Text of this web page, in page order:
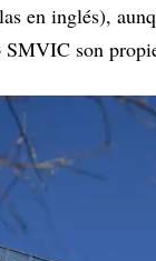
en inglés),
son